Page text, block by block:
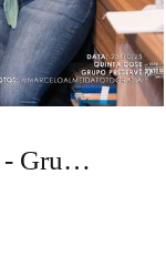
23/10/25 - Quinta Dose - Grupo Preservê